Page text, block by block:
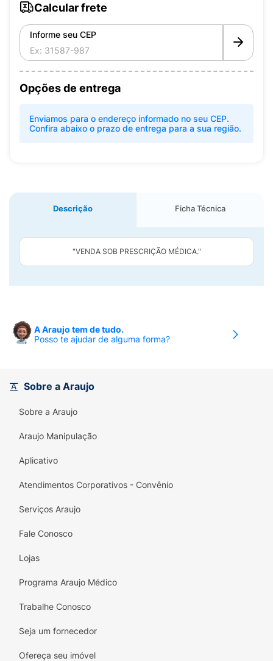
Calcular frete
Informe seu CEP
Opções de entrega
Enviamos para o endereço informado no seu CEP.
Confira abaixo o prazo de entrega para a sua região.
Descrição Ficha Técnica
"VENDA SOB PRESCRIÇÃO MÉDICA."
A Araujo tem de tudo.
Posso te ajudar de alguma forma?
Sobre a Araujo
Sobre a Araujo
Araujo Manipulação
Aplicativo
Atendimentos Corporativos - Convênio
Serviços Araujo
Fale Conosco
Lojas
Programa Araujo Médico
Trabalhe Conosco
Seja um fornecedor
Ofereça seu imóvel